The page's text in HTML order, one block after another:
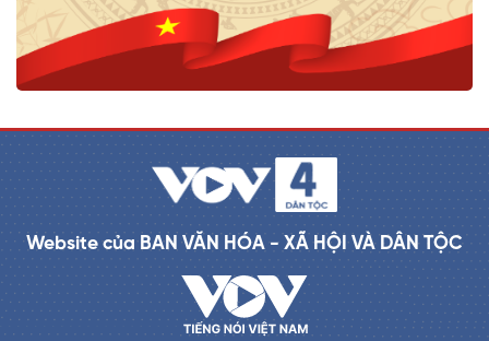
Website của BAN VĂN HÓA - XÃ HỘI VÀ DÂN TỘC